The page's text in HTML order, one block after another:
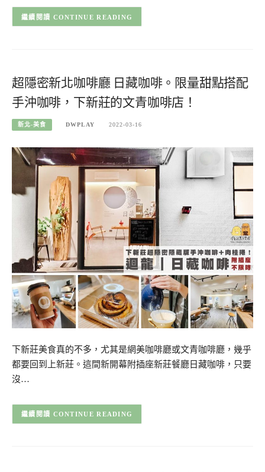
CONTINUE READING
超隱密新北咖啡廳 日藏咖啡。限量甜點搭配
手沖咖啡，下新莊的文青咖啡店！
新北-美食 DWPLAY 2022-03-16
下新莊美食真的不多，尤其是網美咖啡廳或文青咖啡廳，幾乎
都要回到上新莊。這間新開幕附插座新莊餐廳日藏咖啡，只要
沒…
CONTINUE READING